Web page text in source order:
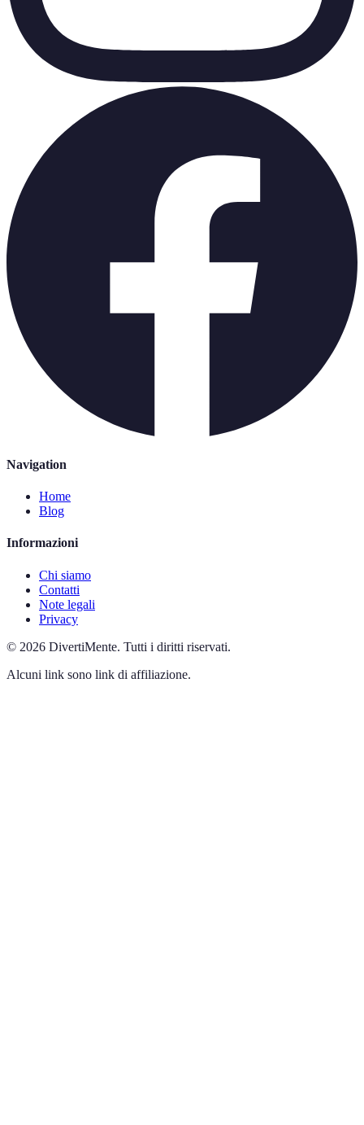
Navigation
Home
Blog
Informazioni
Chi siamo
Contatti
Note legali
Privacy
© 2026 DivertiMente. Tutti i diritti riservati.
Alcuni link sono link di affiliazione.